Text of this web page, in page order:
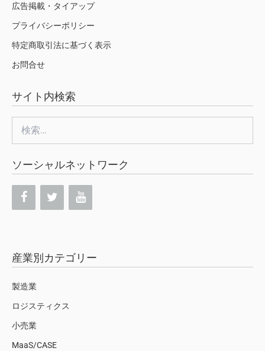
広告掲載・タイアップ
プライバシーポリシー
特定商取引法に基づく表示
お問合せ
サイト内検索
索:
ソーシャルネットワーク
産業別カテゴリー
製造業
ロジスティクス
小売業
MaaS/CASE